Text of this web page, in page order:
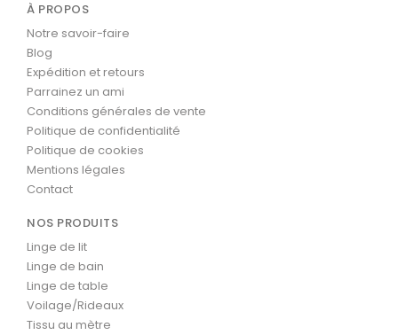
À PROPOS
Notre savoir-faire
Blog
Expédition et retours
Parrainez un ami
Conditions générales de vente
Politique de confidentialité
Politique de cookies
Mentions légales
Contact
NOS PRODUITS
Linge de lit
Linge de bain
Linge de table
Voilage/Rideaux
Tissu au mètre